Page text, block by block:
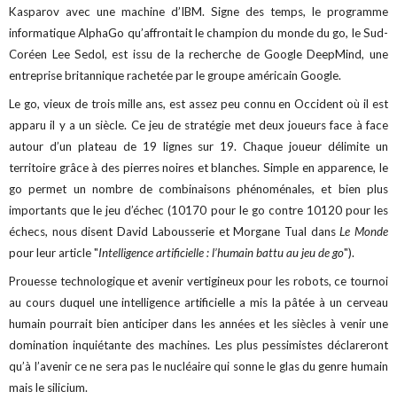
Kasparov avec une machine d’IBM. Signe des temps, le programme
informatique AlphaGo qu’affrontait le champion du monde du go, le Sud-
Coréen Lee Sedol, est issu de la recherche de Google DeepMind, une
entreprise britannique rachetée par le groupe américain Google.
Le go, vieux de trois mille ans, est assez peu connu en Occident où il est
apparu il y a un siècle. Ce jeu de stratégie met deux joueurs face à face
autour d’un plateau de 19 lignes sur 19. Chaque joueur délimite un
territoire grâce à des pierres noires et blanches. Simple en apparence, le
go permet un nombre de combinaisons phénoménales, et bien plus
importants que le jeu d’échec (10170 pour le go contre 10120 pour les
échecs, nous disent David Labousserie et Morgane Tual dansLe Monde
pour leur article "Intelligence artificielle : l’humain battu au jeu de go").
Prouesse technologique et avenir vertigineux pour les robots, ce tournoi
au cours duquel une intelligence artificielle a mis la pâtée à un cerveau
humain pourrait bien anticiper dans les années et les siècles à venir une
domination inquiétante des machines. Les plus pessimistes déclareront
qu’à l’avenir ce ne sera pas le nucléaire qui sonne le glas du genre humain
mais le silicium.